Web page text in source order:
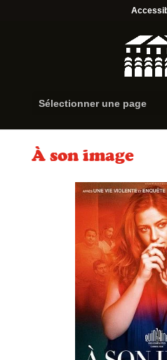
Sélectionner une page
À son image